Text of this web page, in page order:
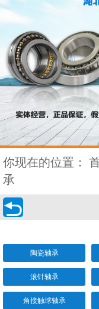
你现在的位置：
承

陶瓷轴承
滚针轴承
角接触球轴承